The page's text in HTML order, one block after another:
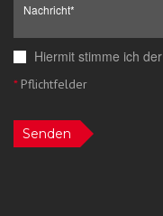
Hiermit stimme ich der
*Pflichtfelder
Senden